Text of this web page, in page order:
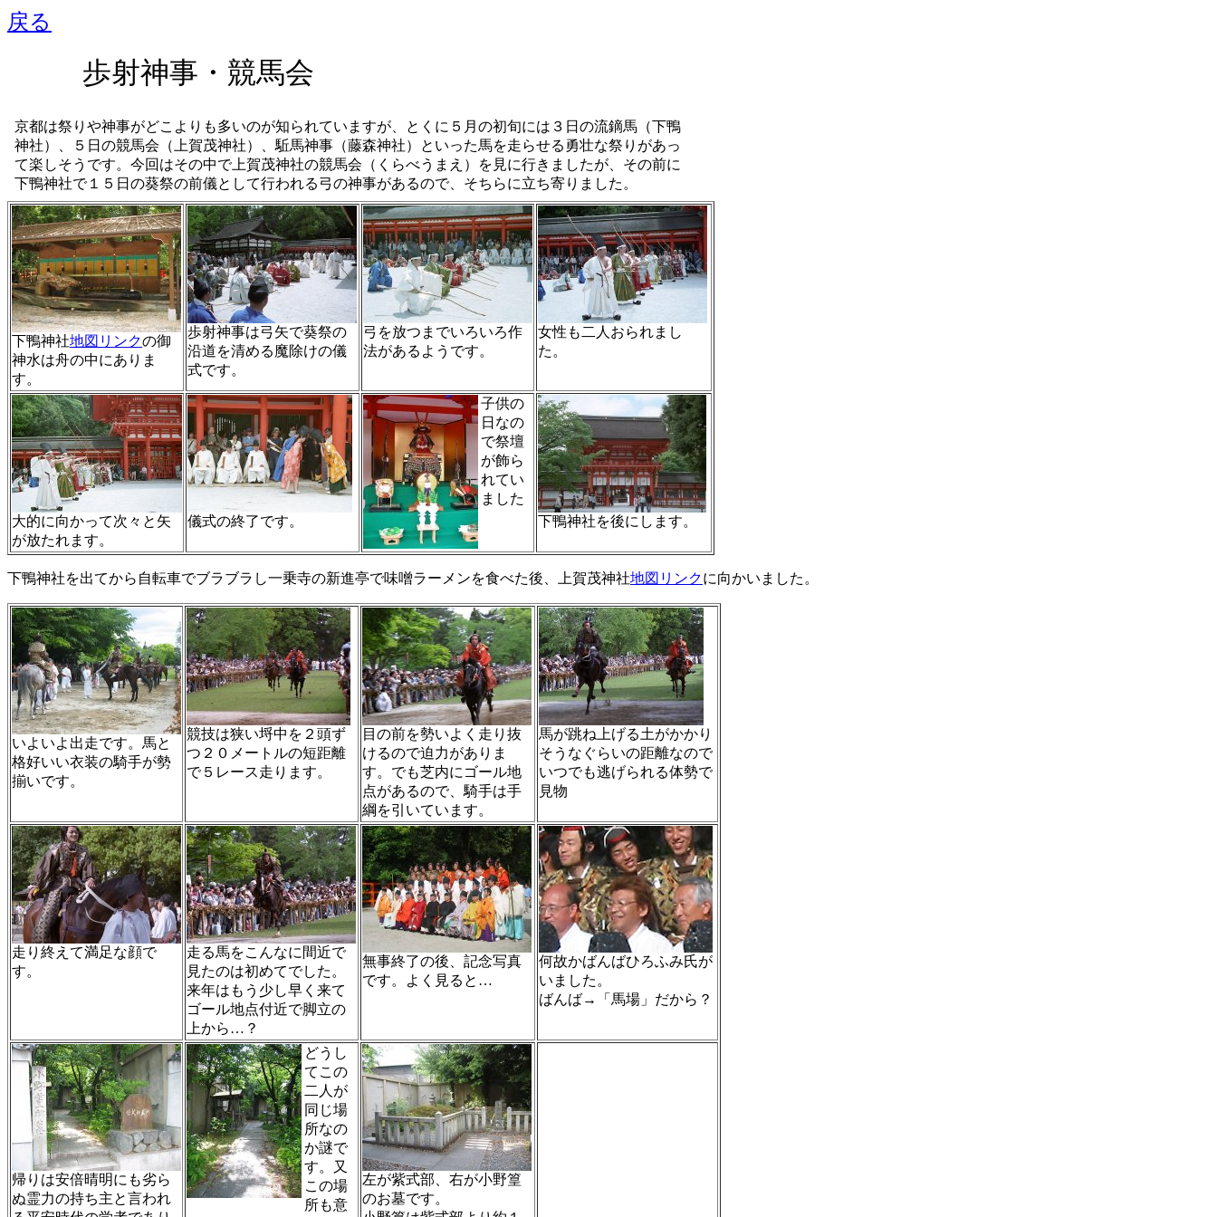
戻る
歩射神事・競馬会
京都は祭りや神事がどこよりも多いのが知られていますが、とくに５月の初旬には３日の流鏑馬（下鴨
神社）、５日の競馬会（上賀茂神社）、駈馬神事（藤森神社）といった馬を走らせる勇壮な祭りがあっ
て楽しそうです。今回はその中で上賀茂神社の競馬会（くらべうまえ）を見に行きましたが、その前に
下鴨神社で１５日の葵祭の前儀として行われる弓の神事があるので、そちらに立ち寄りました。
下鴨神社地図リンクの御
神水は舟の中にありま
す。
歩射神事は弓矢で葵祭の
沿道を清める魔除けの儀
式です。
弓を放つまでいろいろ作
法があるようです。
女性も二人おられまし
た。
大的に向かって次々と矢
が放たれます。
儀式の終了です。
子供の
日なの
で祭壇
が飾ら
れてい
ました
下鴨神社を後にします。
下鴨神社を出てから自転車でブラブラし一乗寺の新進亭で味噌ラーメンを食べた後、上賀茂神社地図リンクに向かいました。
いよいよ出走です。馬と
格好いい衣装の騎手が勢
揃いです。
競技は狭い埒中を２頭ず
つ２０メートルの短距離
で５レース走ります。
目の前を勢いよく走り抜
けるので迫力がありま
す。でも芝内にゴール地
点があるので、騎手は手
綱を引いています。
馬が跳ね上げる土がかかり
そうなぐらいの距離なので
いつでも逃げられる体勢で
見物
走り終えて満足な顔で
す。
走る馬をこんなに間近で
見たのは初めてでした。
来年はもう少し早く来て
ゴール地点付近で脚立の
上から…？
無事終了の後、記念写真
です。よく見ると…
何故かばんばひろふみ氏が
いました。
ばんば→「馬場」だから？
帰りは安倍晴明にも劣ら
ぬ霊力の持ち主と言われ
どうし
てこの
二人が
同じ場
所なの
か謎で
す。又
この場
所も意
左が紫式部、右が小野篁
のお墓です。